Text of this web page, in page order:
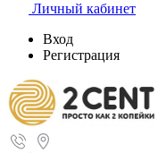
Личный кабинет
Вход
Регистрация